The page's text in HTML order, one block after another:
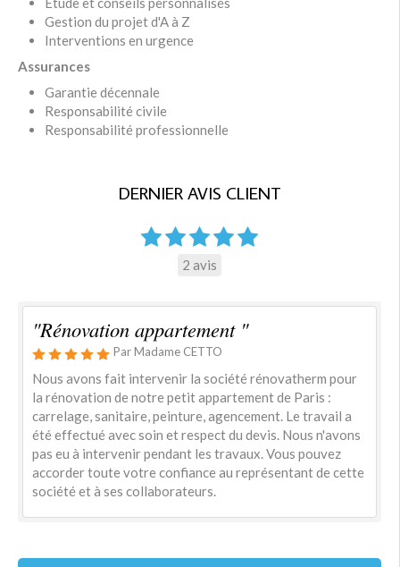
Gestion du projet d'A à Z
Interventions en urgence
Assurances
Garantie décennale
Responsabilité civile
Responsabilité professionnelle
DERNIER AVIS CLIENT
2 avis
"Rénovation appartement "
Par Madame CETTO
Nous avons fait intervenir la société rénovatherm pour
la rénovation de notre petit appartement de Paris :
carrelage, sanitaire, peinture, agencement. Le travail a
été effectué avec soin et respect du devis. Nous n'avons
pas eu à intervenir pendant les travaux. Vous pouvez
accorder toute votre confiance au représentant de cette
société et à ses collaborateurs.